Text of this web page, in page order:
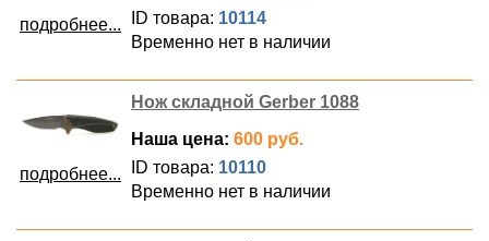
подробнее...
ID товара: 10114
Временно нет в наличии
подробнее...
Нож складной Gerber 1088
Наша цена: 600 руб.
ID товара: 10110
Временно нет в наличии